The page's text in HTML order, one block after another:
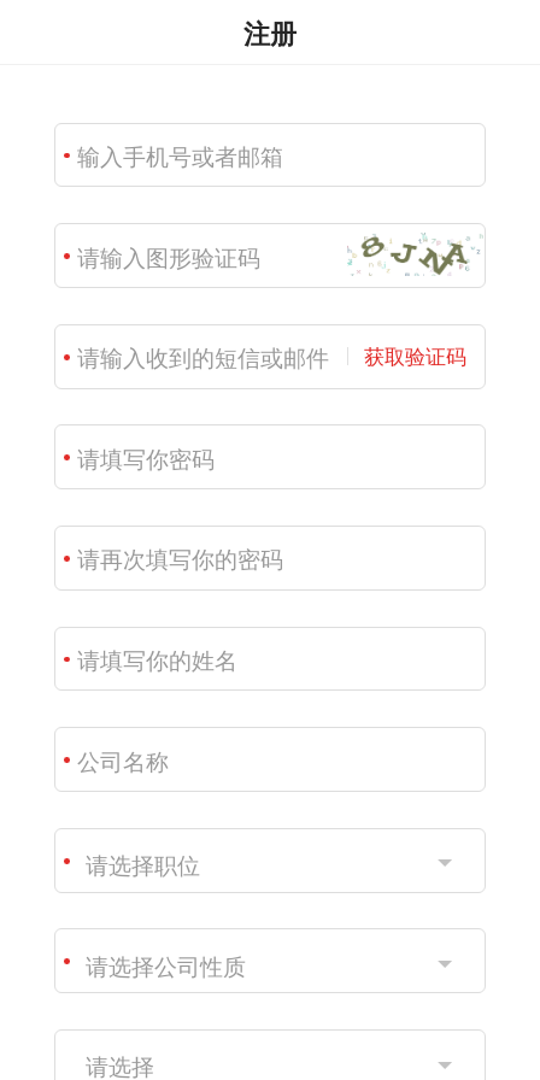
注册
获取验证码